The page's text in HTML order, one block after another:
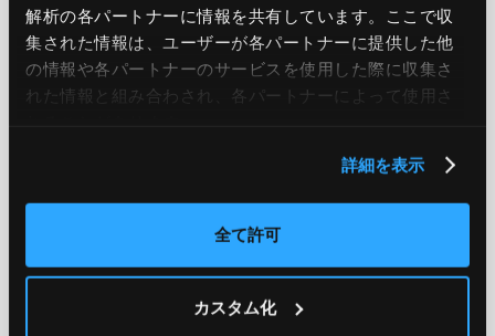
解析の各パートナーに情報を共有しています。ここで収
集された情報は、ユーザーが各パートナーに提供した他
の情報や各パートナーのサービスを使用した際に収集さ
れた情報と組み合わされ、各パートナーによって使用さ
詳細を表示
全て許可
カスタム化
2023.07.07